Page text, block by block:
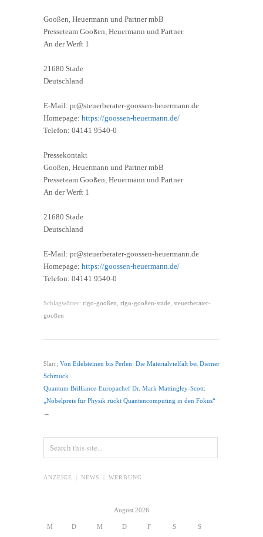
Gooßen, Heuermann und Partner mbB
Presseteam Gooßen, Heuermann und Partner
An der Werft 1
21680 Stade
Deutschland
E-Mail: pr@steuerberater-goossen-heuermann.de
Homepage: https://goossen-heuermann.de/
Telefon: 04141 9540-0
Pressekontakt
Gooßen, Heuermann und Partner mbB
Presseteam Gooßen, Heuermann und Partner
An der Werft 1
21680 Stade
Deutschland
E-Mail: pr@steuerberater-goossen-heuermann.de
Homepage: https://goossen-heuermann.de/
Telefon: 04141 9540-0
Schlagwörter: rigo-gooßen rigo-gooßen-stade steuerberater-
gooßen
$larr; Von Edelsteinen bis Perlen: Die Materialvielfalt bei Diemer
Schmuck
Quantum Brilliance-Europachef Dr. Mark Mattingley-Scott:
„Nobelpreis für Physik rückt Quantencomputing in den Fokus“
→
ANZEIGE | NEWS | WERBUNG
August 2026
M D M D F S S